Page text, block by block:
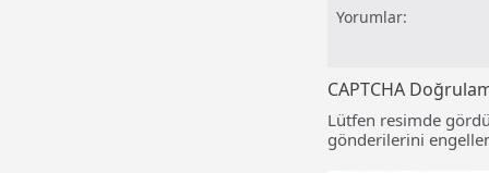
Yorumlar:
CAPTCHA
Lütfen resimde
gönderilerini